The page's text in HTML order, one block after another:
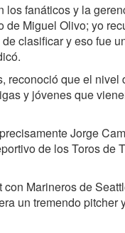
los fanáticos y la
Miguel Olivo; yo
clasificar y eso fue
reconoció que el nivel
y jóvenes que
Jorge
de los Toros de
Marineros de
un tremendo pitcher